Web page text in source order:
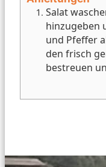
Salat
hinzugeben
und Pfeffer
den frisch
bestreuen